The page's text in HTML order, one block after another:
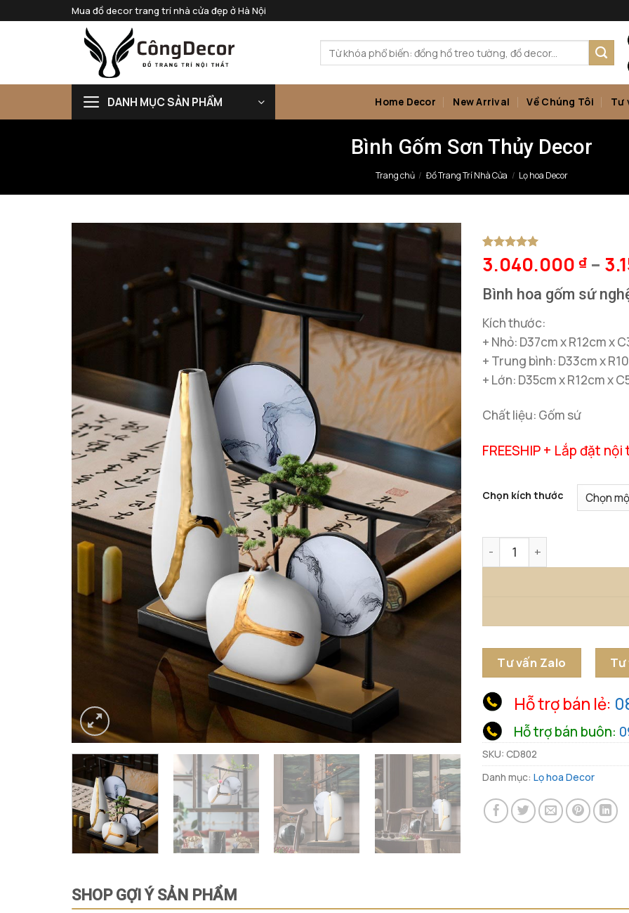
Mua đồ decor trang trí nhà cửa đẹp ở Hà Nội
kiếm:
DANH MỤC SẢN PHẨM Home Decor New Arrival Về Chúng Tôi Tư
Bình Gốm Sơn Thủy Decor
Trang chủ / Đồ Trang Trí Nhà Cửa / Lọ hoa Decor
5trên 5
dựa trên
1
3.040.000 ₫ –
Bình hoa gốm sứ
Kích thước:
+ Nhỏ: D37cm x R12cm x
+ Trung bình: D33cm x
+ Lớn: D35cm x R12cm x
Chất liệu: Gốm sứ
FREESHIP + Lắp đặt
Chọn kích thước
Bình Gốm Sơn Thủy Decor
Tư vấn Zalo Tư
Hỗ trợ bán lẻ:
Hỗ trợ bán buôn:
SKU: CD802
Danh mục: Lọ hoa Decor
SHOP GỢI Ý SẢN PHẨM